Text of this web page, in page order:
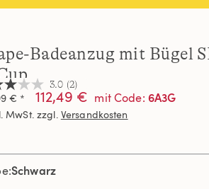
Badeanzug mit Bügel
3.0 (2)
€ * 112,49 € mit Code: 6A3G
MwSt. zzgl. Versandkosten
Schwarz